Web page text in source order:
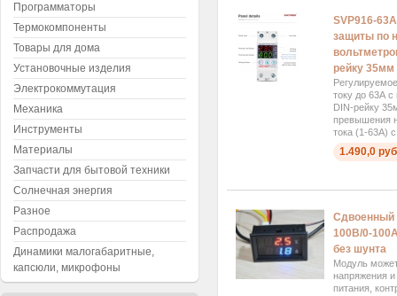
SVP916-
защиты по
рейку 35мм
току до 63А
DIN-рейку
превышения
тока (1-63А)
1.490,0
Сдвоенный
100В/0-
без шунта
Модуль
напряжения и
питания,
Программаторы
Термокомпоненты
Товары для дома
Установочные изделия
Электрокоммутация
Механика
Инструменты
Материалы
Запчасти для бытовой техники
Солнечная энергия
Разное
Распродажа
Динамики малогабаритные,
капсюли, микрофоны